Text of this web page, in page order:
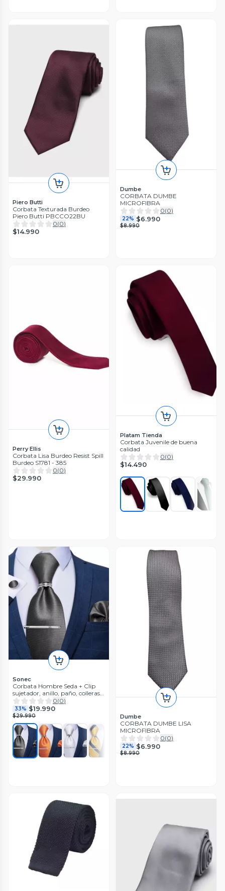
Piero Butti
Corbata Texturada Burdeo
Piero Butti PBCCO22BU
0(0)
$14.990
Dumbe
CORBATA DUMBE
MICROFIBRA
0(0)
22% $6.990
$8.990
Perry Ellis
Corbata Lisa Burdeo Resist Spill
Burdeo S1781 - 385
0(0)
$29.990
Platam Tienda
Corbata Juvenile de buena
calidad
0(0)
$14.490
Sonec
Corbata Hombre Seda + Clip
sujetador, anillo, paño, colleras
en caja
0(0)
33% $19.990
$29.990 Dumbe
CORBATA DUMBE LISA
MICROFIBRA
0(0)
22% $6.990
$8.990